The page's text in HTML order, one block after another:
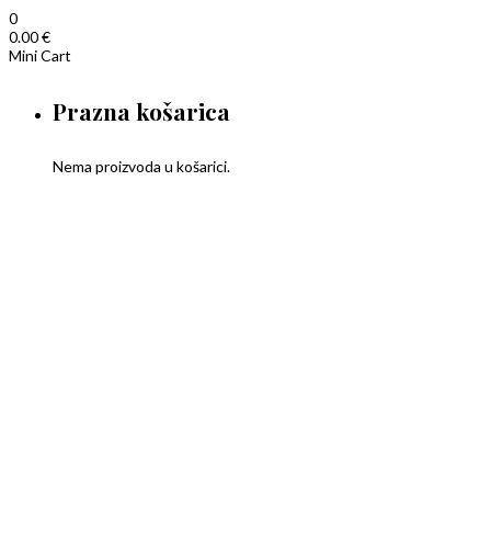
0
0.00€
Mini Cart
Prazna košarica
Nema proizvoda u košarici.